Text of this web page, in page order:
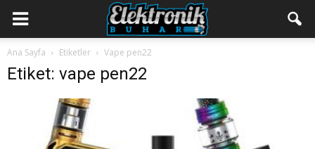
Ana Sayfa Etiketler Vape pen22
Etiket: vape pen22